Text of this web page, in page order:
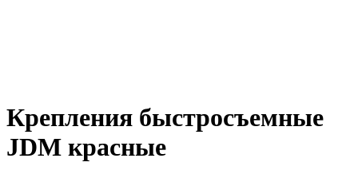
Крепления быстросъемные
JDM красные